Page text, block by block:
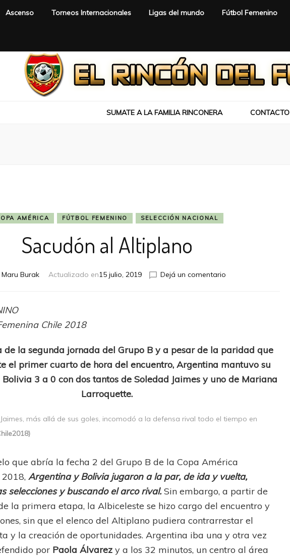
Ascenso Torneos Internacionales Ligas del mundo Fútbol Femenino
SUMATE A LA FAMILIA RINCONERA CONTACTO
AMÉRICA FÚTBOL FEMENINO SELECCIÓN NACIONAL
Sacudón al Altiplano
Maru Burak Actualizado en15 julio, 2019 Dejá un comentario
Chile 2018
de la segunda jornada del Grupo B y a pesar de la paridad que
el primer cuarto de hora del encuentro, Argentina mantuvo su
3 a 0 con dos tantos de Soledad Jaimes y uno de Mariana
Larroquette.
Jaimes, más allá de sus goles, incomodó a la defensa rival todo el tiempo en
que abría la fecha 2 del Grupo B de la Copa América
2018,Argentina y Bolivia jugaron a la par, de ida y vuelta,
selecciones y buscando el arco rival. Sin embargo, a partir de
la primera etapa, la Albiceleste se hizo cargo del encuentro y
sin que el elenco del Altiplano pudiera contrarrestar el
y la creación de oportunidades. Argentina iba una y otra vez
por Paola Álvarez y a los 32 minutos, un centro al área